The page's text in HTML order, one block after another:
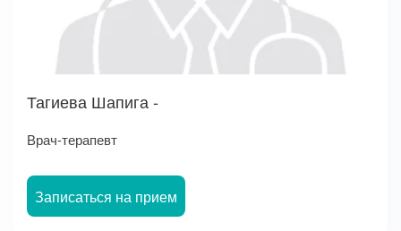
Тагиева Шапига -
Врач-терапевт
Записаться на прием